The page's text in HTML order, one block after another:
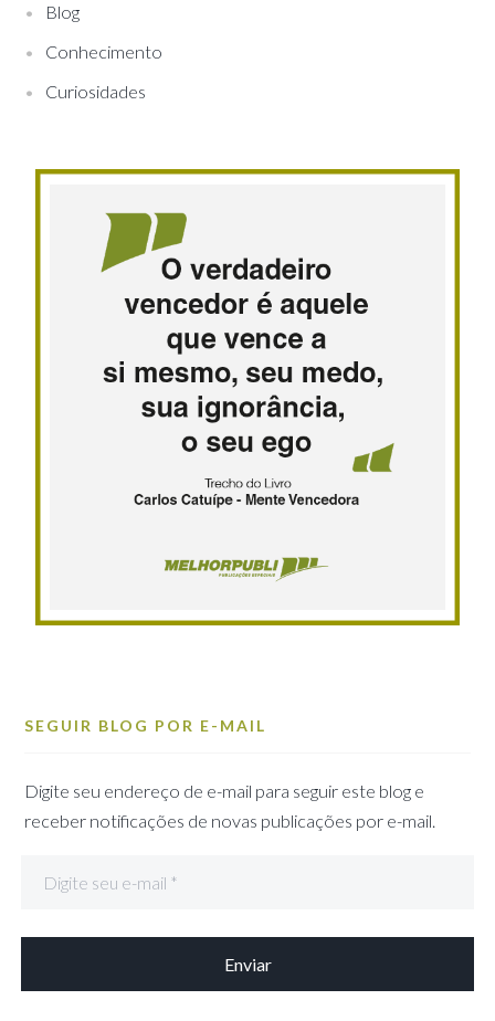
Blog
Conhecimento
Curiosidades
SEGUIR BLOG POR E-MAIL
Digite seu endereço de e-mail para seguir este blog e
receber notificações de novas publicações por e-mail.